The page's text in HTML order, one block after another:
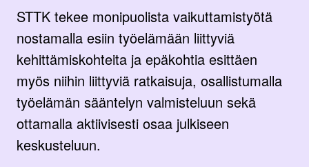
STTK tekee monipuolista vaikuttamistyötä
nostamalla esiin työelämään liittyviä
kehittämiskohteita ja epäkohtia esittäen
myös niihin liittyviä ratkaisuja, osallistumalla
työelämän sääntelyn valmisteluun sekä
ottamalla aktiivisesti osaa julkiseen
keskusteluun.